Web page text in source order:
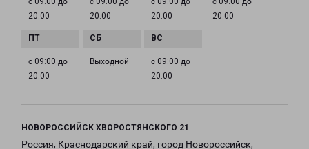
20:00
20:00
20:00
20:00
с 09:00 до
20:00
Выходной
с 09:00 до
20:00
НОВОРОССИЙСК ХВОРОСТЯНСКОГО 21
Россия, Краснодарский край, город Новороссийск,